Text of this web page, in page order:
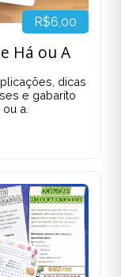
R$6,00
Há ou A
dicas
e gabarito
a.